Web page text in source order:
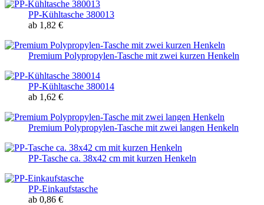
PP-Kühltasche 380013
ab 1,82 €
Premium Polypropylen-Tasche mit zwei kurzen Henkeln
PP-Kühltasche 380014
ab 1,62 €
Premium Polypropylen-Tasche mit zwei langen Henkeln
PP-Tasche ca. 38x42 cm mit kurzen Henkeln
PP-Einkaufstasche
ab 0,86 €